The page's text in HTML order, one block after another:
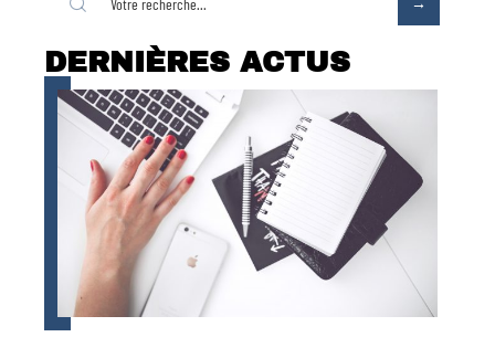
DERNIÈRES ACTUS